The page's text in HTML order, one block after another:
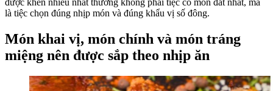
là tiệc chọn đúng nhịp món và đúng khẩu vị số đông.
Món khai vị, món chính và món tráng
miệng nên được sắp theo nhịp ăn